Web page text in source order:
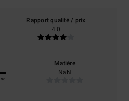
Rapport qualité / prix
4.0
Matière
NaN